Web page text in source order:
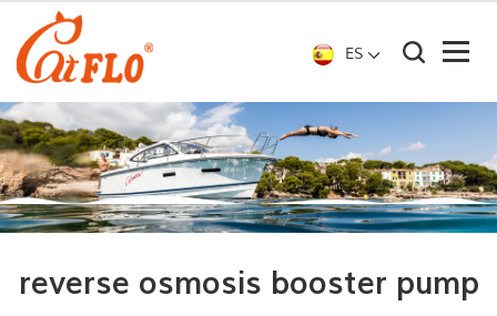
ES
reverse osmosis booster pump